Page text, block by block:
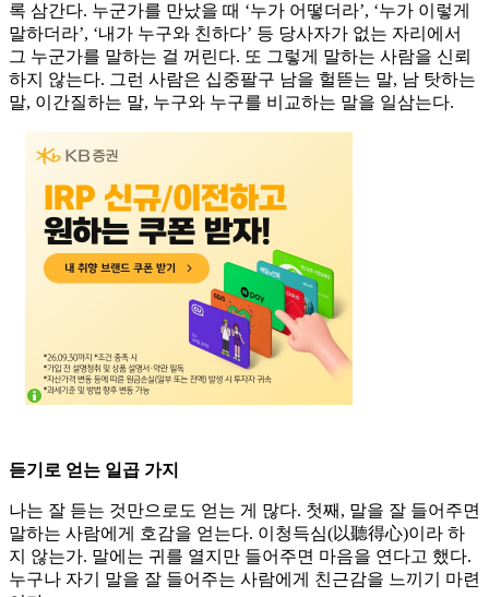
록 삼간다. 누군가를 만났을 때 ‘누가 어떻더라’, ‘누가 이렇게
말하더라’, ‘내가 누구와 친하다’ 등 당사자가 없는 자리에서
그 누군가를 말하는 걸 꺼린다. 또 그렇게 말하는 사람을 신뢰
하지 않는다. 그런 사람은 십중팔구 남을 헐뜯는 말, 남 탓하는
말, 이간질하는 말, 누구와 누구를 비교하는 말을 일삼는다.
듣기로 얻는 일곱 가지
나는 잘 듣는 것만으로도 얻는 게 많다. 첫째, 말을 잘 들어주면
말하는 사람에게 호감을 얻는다. 이청득심(以聽得心)이라 하
지 않는가. 말에는 귀를 열지만 들어주면 마음을 연다고 했다.
누구나 자기 말을 잘 들어주는 사람에게 친근감을 느끼기 마련